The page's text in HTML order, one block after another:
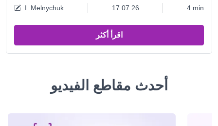
I. Melnychuk 17.07.26 4 min
اقرأ أكثر
أحدث مقاطع الفيديو